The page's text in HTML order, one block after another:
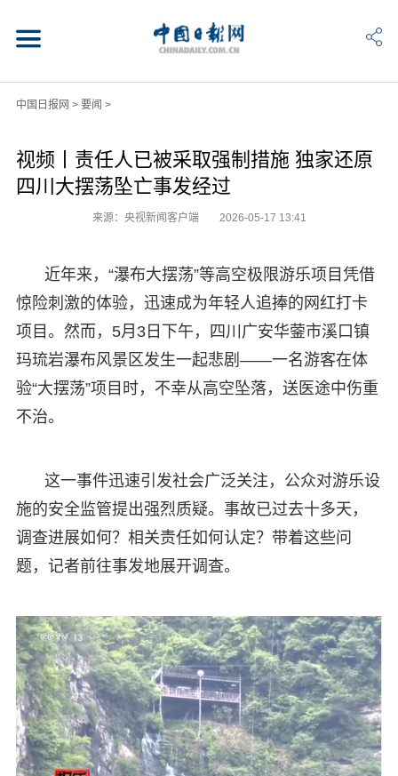
中国日报网 > 要闻 >
视频丨责任人已被采取强制措施 独家还原
四川大摆荡坠亡事发经过
来源：央视新闻客户端 2026-05-17 13:41
近年来，“瀑布大摆荡”等高空极限游乐项目凭借
惊险刺激的体验，迅速成为年轻人追捧的网红打卡
项目。然而，5月3日下午，四川广安华蓥市溪口镇
玛琉岩瀑布风景区发生一起悲剧——一名游客在体
验“大摆荡”项目时，不幸从高空坠落，送医途中伤重
不治。
这一事件迅速引发社会广泛关注，公众对游乐设
施的安全监管提出强烈质疑。事故已过去十多天，
调查进展如何？相关责任如何认定？带着这些问
题，记者前往事发地展开调查。